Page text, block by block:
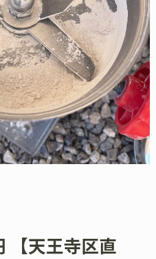
天王寺区直